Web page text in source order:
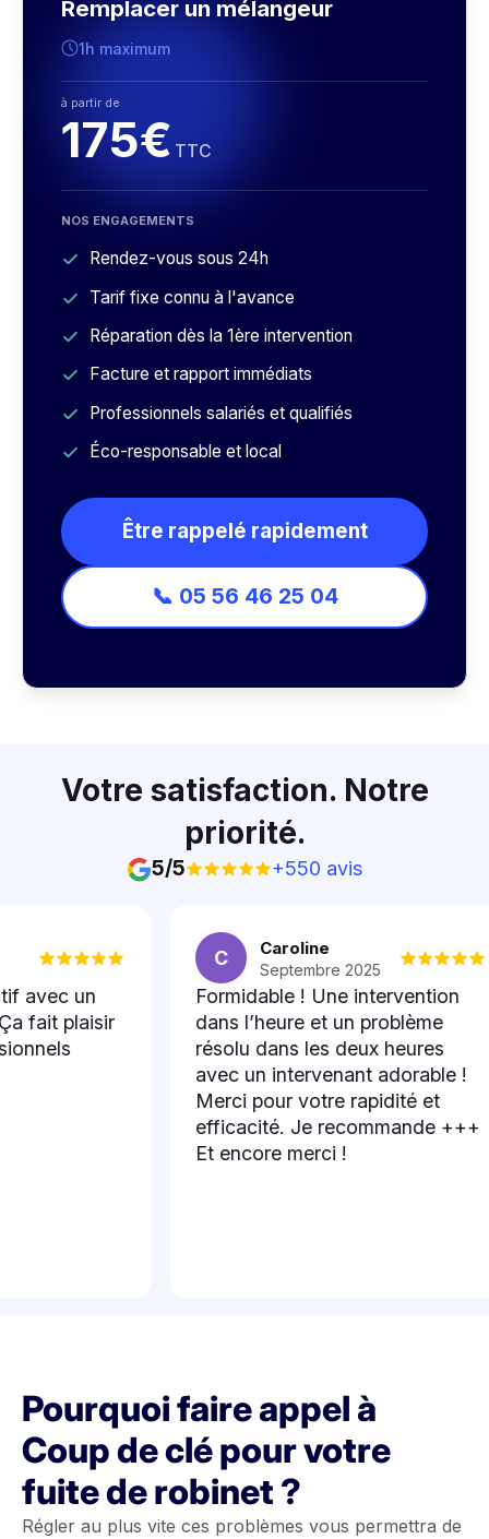
Remplacer un mélangeur
1h maximum
à partir de
175€ TTC
NOS ENGAGEMENTS
Rendez-vous sous 24h
Tarif fixe connu à l'avance
Réparation dès la 1ère intervention
Facture et rapport immédiats
Professionnels salariés et qualifiés
Éco-responsable et local
Être rappelé rapidement
📞 05 56 46 25 04
Votre satisfaction. Notre
priorité.
5/5 +550 avis
un
plaisir
Caroline
Septembre 2025
Formidable ! Une intervention
dans l’heure et un problème
résolu dans les deux heures
avec un intervenant adorable !
Merci pour votre rapidité et
efficacité. Je recommande +++
Et encore merci !
Pourquoi faire appel à
Coup de clé pour votre
fuite de robinet ?
Régler au plus vite ces problèmes vous permettra de